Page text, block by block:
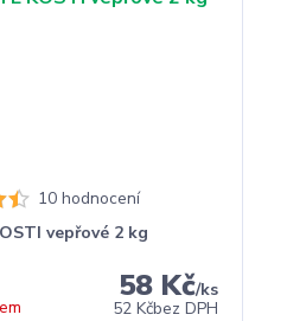
10 hodnocení
vepřové 2 kg
58 Kč/ks
52 Kčbez DPH